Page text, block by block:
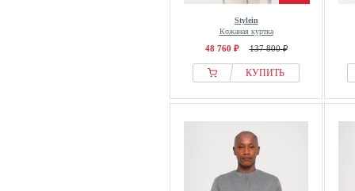
Stylein
Кожаная куртка
48 760 ₽ 137 800 ₽
КУПИТЬ